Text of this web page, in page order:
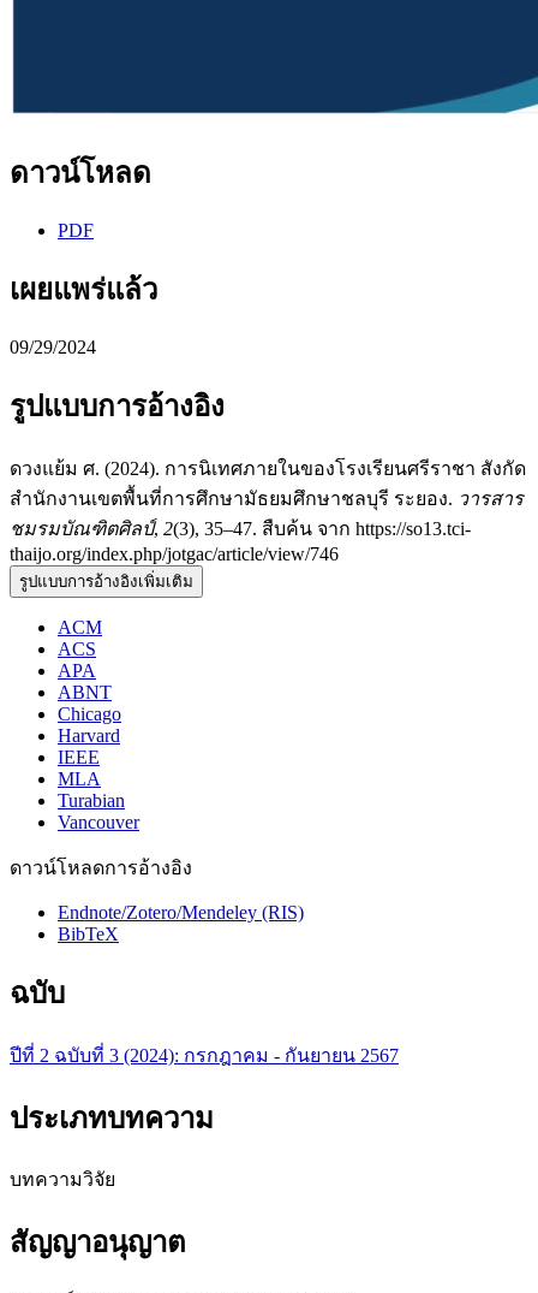
ดาวน์โหลด
PDF
เผยแพร่แล้ว
09/29/2024
รูปแบบการอ้างอิง
ดวงแย้ม ศ. (2024). การนิเทศภายในของโรงเรียนศรีราชา สังกัด
สํานักงานเขตพื้นที่การศึกษามัธยมศึกษาชลบุรี ระยอง. วารสาร
ชมรมบัณฑิตศิลป์, 2(3), 35–47. สืบค้น จาก https://so13.tci-
thaijo.org/index.php/jotgac/article/view/746
รูปแบบการอ้างอิงเพิ่มเติม
ACM
ACS
APA
ABNT
Chicago
Harvard
IEEE
MLA
Turabian
Vancouver
ดาวน์โหลดการอ้างอิง
Endnote/Zotero/Mendeley (RIS)
BibTeX
ฉบับ
ปีที่ 2 ฉบับที่ 3 (2024): กรกฎาคม - กันยายน 2567
ประเภทบทความ
บทความวิจัย
สัญญาอนุญาต